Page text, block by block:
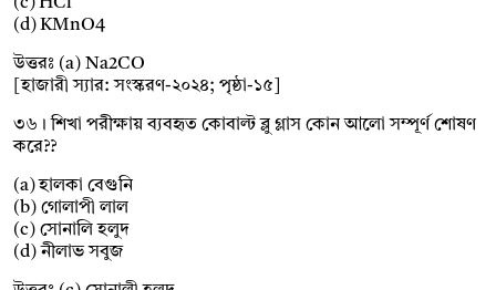
(c) HCl
(d) KMnO4
উত্তরঃ (a) Na2CO
[হাজারী স্যার: সংস্করণ-২০২৪; পৃষ্ঠা-১৫]
৩৬। শিখা পরীক্ষায় ব্যবহৃত কোবাল্ট ব্লু গ্লাস কোন আলো সম্পূর্ণ শোষণ
করে??
(a) হালকা বেগুনি
(b) গোলাপী লাল
(c) সোনালি হলুদ
(d) নীলাভ সবুজ